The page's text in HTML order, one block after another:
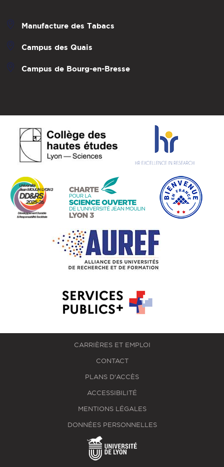
Manufacture des Tabacs
Campus des Quais
Campus de Bourg-en-Bresse
CARRIÈRES ET EMPLOI
CONTACT
PLANS D'ACCÈS
ACCESSIBILITÉ
MENTIONS LÉGALES
DONNÉES PERSONNELLES